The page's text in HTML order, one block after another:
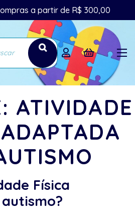
a partir de R$ 300,00
ATIVIDADE
Física